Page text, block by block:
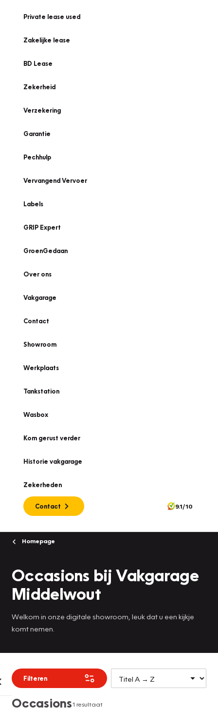
Private lease used
Zakelijke lease
BD Lease
Zekerheid
Verzekering
Garantie
Pechhulp
Vervangend Vervoer
Labels
GRIP Expert
GroenGedaan
Over ons
Vakgarage
Contact
Showroom
Werkplaats
Tankstation
Wasbox
Kom gerust verder
Historie vakgarage
Zekerheden
Contact 9.1/10
Homepage
Occasions bij Vakgarage
Middelwout
Welkom in onze digitale showroom, leuk dat u een kijkje
komt nemen.
Filteren
Occasions1 resultaat